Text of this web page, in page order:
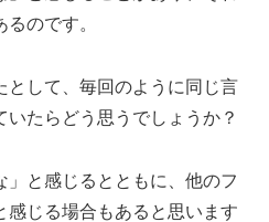
のです。
として、毎回のように同じ言
たらどう思うでしょうか？
」と感じるとともに、他のフ
感じる場合もあると思います